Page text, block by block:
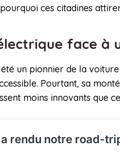
ces citadines
face à
un pionnier de la
Pourtant, sa
moins innovants que